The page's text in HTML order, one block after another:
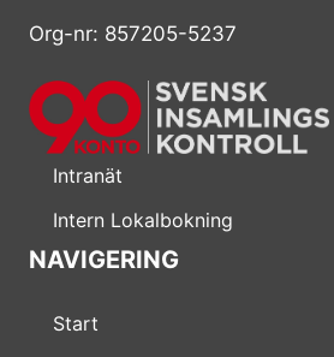
Org-nr: 857205-5237
Intranät
Intern Lokalbokning
NAVIGERING
Start